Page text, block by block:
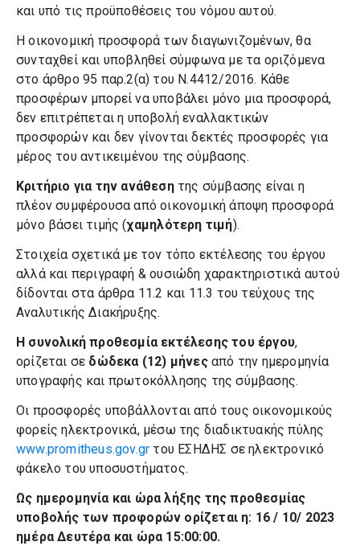
και υπό τις προϋποθέσεις του νόμου αυτού.
Η οικονομική προσφορά των διαγωνιζομένων, θα
συνταχθεί και υποβληθεί σύμφωνα με τα οριζόμενα
στο άρθρο 95 παρ.2(α) του Ν.4412/2016. Κάθε
προσφέρων μπορεί να υποβάλει μόνο μια προσφορά,
δεν επιτρέπεται η υποβολή εναλλακτικών
προσφορών και δεν γίνονται δεκτές προσφορές για
μέρος του αντικειμένου της σύμβασης.
Κριτήριο για την ανάθεσητης σύμβασης είναι η
πλέον συμφέρουσα από οικονομική άποψη προσφορά
μόνο βάσει τιμής (χαμηλότερη τιμή).
Στοιχεία σχετικά με τον τόπο εκτέλεσης του έργου
αλλά και περιγραφή & ουσιώδη χαρακτηριστικά αυτού
δίδονται στα άρθρα 11.2 και 11.3 του τεύχους της
Αναλυτικής Διακήρυξης.
Η συνολική προθεσμία εκτέλεσης του έργου,
ορίζεται σε δώδεκα (12) μήνεςαπό την ημερομηνία
υπογραφής και πρωτοκόλλησης της σύμβασης.
Οι προσφορές υποβάλλονται από τους οικονομικούς
φορείς ηλεκτρονικά, μέσω της διαδικτυακής πύλης
www.promitheus.gov.gr του ΕΣΗΔΗΣ σε ηλεκτρονικό
φάκελο του υποσυστήματος.
Ως ημερομηνία και ώρα λήξης της προθεσμίας
υποβολής των προφορών ορίζεται η: 16 / 10/ 2023
ημέρα Δευτέρα και ώρα 15:00:00.